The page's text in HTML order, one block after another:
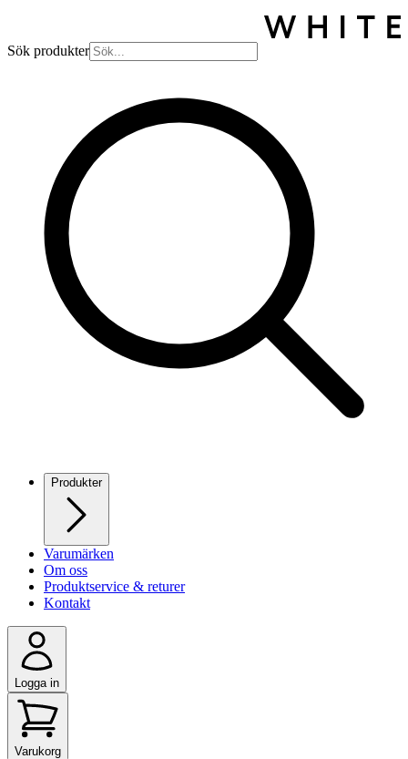
Sök produkter
Produkter
Varumärken
Om oss
Produktservice & returer
Kontakt
Logga in
Varukorg